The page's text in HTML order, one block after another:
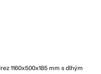
1160x500x185 mm s dlhým